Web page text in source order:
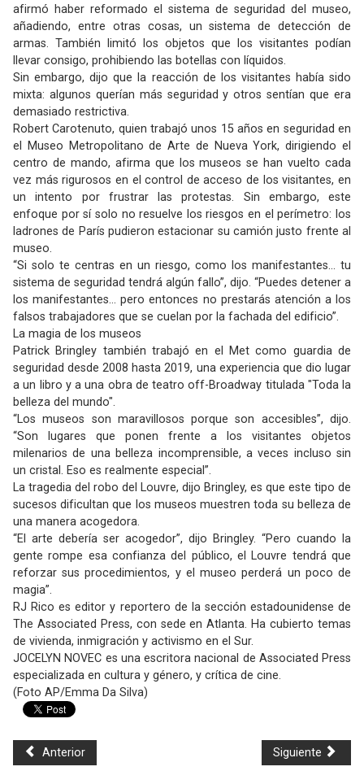
afirmó haber reformado el sistema de seguridad del museo,
añadiendo, entre otras cosas, un sistema de detección de
armas. También limitó los objetos que los visitantes podían
llevar consigo, prohibiendo las botellas con líquidos.
Sin embargo, dijo que la reacción de los visitantes había sido
mixta: algunos querían más seguridad y otros sentían que era
demasiado restrictiva.
Robert Carotenuto, quien trabajó unos 15 años en seguridad en
el Museo Metropolitano de Arte de Nueva York, dirigiendo el
centro de mando, afirma que los museos se han vuelto cada
vez más rigurosos en el control de acceso de los visitantes, en
un intento por frustrar las protestas. Sin embargo, este
enfoque por sí solo no resuelve los riesgos en el perímetro: los
ladrones de París pudieron estacionar su camión justo frente al
museo.
“Si solo te centras en un riesgo, como los manifestantes… tu
sistema de seguridad tendrá algún fallo”, dijo. “Puedes detener a
los manifestantes… pero entonces no prestarás atención a los
falsos trabajadores que se cuelan por la fachada del edificio”.
La magia de los museos
Patrick Bringley también trabajó en el Met como guardia de
seguridad desde 2008 hasta 2019, una experiencia que dio lugar
a un libro y a una obra de teatro off-Broadway titulada "Toda la
belleza del mundo".
“Los museos son maravillosos porque son accesibles”, dijo.
“Son lugares que ponen frente a los visitantes objetos
milenarios de una belleza incomprensible, a veces incluso sin
un cristal. Eso es realmente especial”.
La tragedia del robo del Louvre, dijo Bringley, es que este tipo de
sucesos dificultan que los museos muestren toda su belleza de
una manera acogedora.
“El arte debería ser acogedor”, dijo Bringley. “Pero cuando la
gente rompe esa confianza del público, el Louvre tendrá que
reforzar sus procedimientos, y el museo perderá un poco de
magia”.
RJ Rico es editor y reportero de la sección estadounidense de
The Associated Press, con sede en Atlanta. Ha cubierto temas
de vivienda, inmigración y activismo en el Sur.
JOCELYN NOVEC es una escritora nacional de Associated Press
especializada en cultura y género, y crítica de cine.
(Foto AP/Emma Da Silva)
Anterior Siguiente